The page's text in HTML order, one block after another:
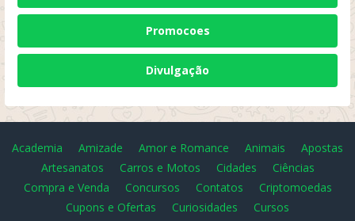
Promocoes
Divulgação
Academia Amizade Amor e Romance Animais
Apostas
Artesanatos
Carros e Motos Cidades
Ciências
Compra e Venda
Concursos Contatos
Criptomoedas
Cupons e Ofertas
Curiosidades
Cursos